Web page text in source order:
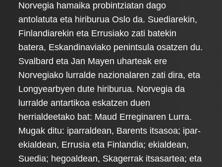
Norvegia hamaika probintziatan dago
antolatuta eta hiriburua Oslo da. Suediarekin,
Finlandiarekin eta Errusiako zati batekin
batera, Eskandinaviako penintsula osatzen du.
Svalbard eta Jan Mayen uharteak ere
Norvegiako lurralde nazionalaren zati dira, eta
Longyearbyen dute hiriburua. Norvegia da
lurralde antartikoa eskatzen duen
herrialdeetako bat: Maud Erreginaren Lurra.
Mugak ditu: iparraldean, Barents itsasoa; ipar-
ekialdean, Errusia eta Finlandia; ekialdean,
Suedia; hegoaldean, Skagerrak itsasartea; eta